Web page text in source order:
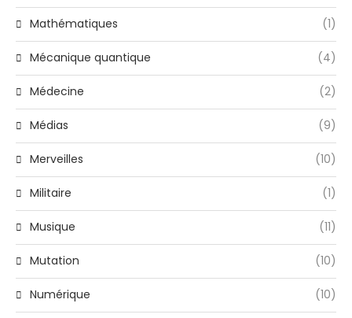
Mathématiques (1)
Mécanique quantique (4)
Médecine (2)
Médias (9)
Merveilles (10)
Militaire (1)
Musique (11)
Mutation (10)
Numérique (10)